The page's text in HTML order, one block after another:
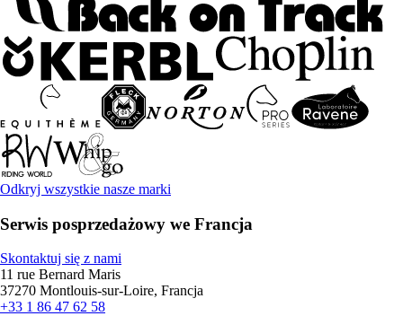
Odkryj wszystkie nasze marki
Serwis posprzedażowy we Francja
Skontaktuj się z nami
11 rue Bernard Maris
37270 Montlouis-sur-Loire, Francja
+33 1 86 47 62 58